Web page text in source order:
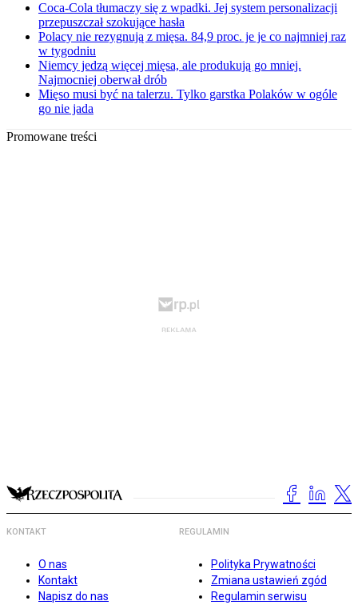
Coca-Cola tłumaczy się z wpadki. Jej system personalizacji
przepuszczał szokujące hasła
Polacy nie rezygnują z mięsa. 84,9 proc. je je co najmniej raz
w tygodniu
Niemcy jedzą więcej mięsa, ale produkują go mniej.
Najmocniej oberwał drób
Mięso musi być na talerzu. Tylko garstka Polaków w ogóle
go nie jada
Promowane treści
KONTAKT
O nas
Kontakt
Napisz do nas
REGULAMIN
Polityka Prywatności
Zmiana ustawień zgód
Regulamin serwisu